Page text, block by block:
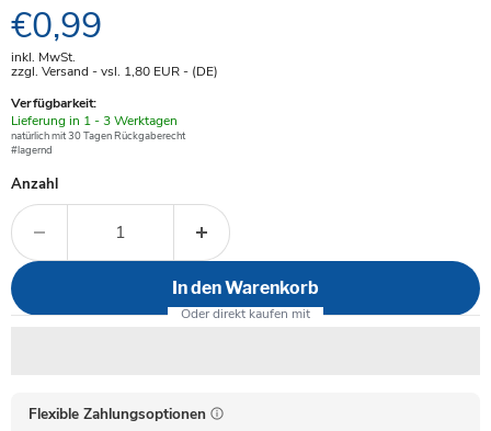
Aktueller Preis
€0,99
inkl. MwSt.
zzgl. Versand - vsl. 1,80 EUR- (DE)
Verfügbarkeit:
Verfügbar
-
Lieferung in 1 - 3 Werktagen
natürlich mit 30 Tagen Rückgaberecht
#lagernd
Anzahl
In den Warenkorb
Flexible Zahlungsoptionen